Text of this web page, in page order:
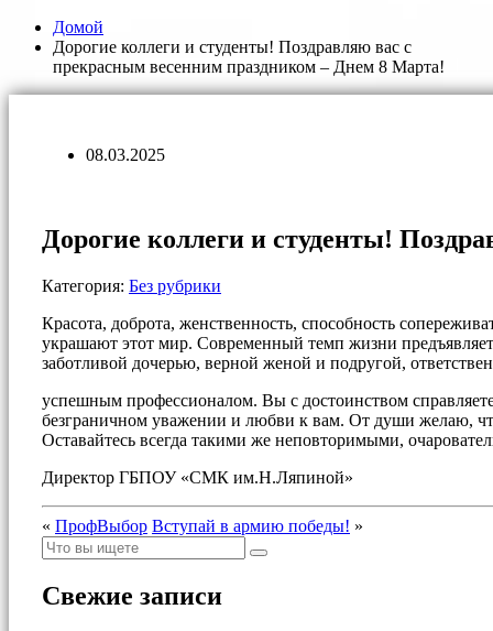
Домой
Дорогие коллеги и студенты! Поздравляю вас с
прекрасным весенним праздником – Днем 8 Марта!
08.03.2025
Дорогие коллеги и студенты!
Категория: Без рубрики
Красота, доброта, женственность, способность
украшают этот мир. Современный темп жизни
заботливой дочерью, верной женой и подругой,
успешным профессионалом. Вы с достоинством
безграничном уважении и любви к вам. От души желаю,
Оставайтесь всегда такими же неповторимыми,
Директор ГБПОУ «СМК им.Н.Ляпиной»
« ПрофВыбор Вступай в армию победы! »
Свежие записи